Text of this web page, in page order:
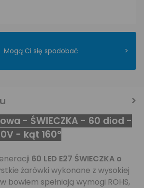
Mogą Ci się spodobać >
- ŚWIECZKA - 60 diod -
- kąt 160°
60 LED E27 ŚWIECZKA o
żarówki wykonane z wysokiej
bowiem spełniają wymogi ROHS,